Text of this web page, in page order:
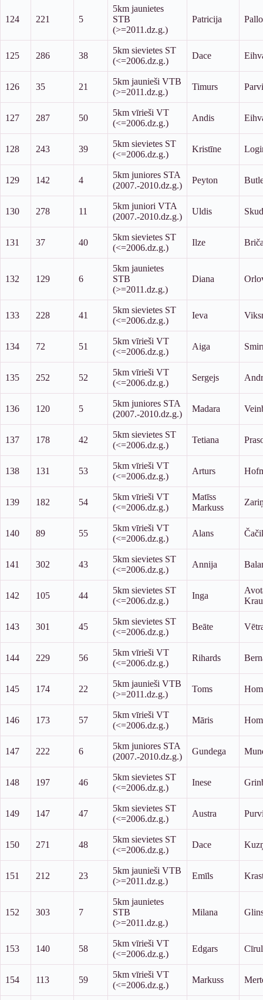
124 221 5
5km jaunietes
STB
(>=2011.dz.g.)
Patricija Pallo
125 286 38
5km sievietes ST
(<=2006.dz.g.)
Dace
126 35 21
5km jaunieši VTB
(>=2011.dz.g.)
Timurs
127 287 50
5km vīrieši VT
(<=2006.dz.g.)
Andis
128 243 39
5km sievietes ST
(<=2006.dz.g.)
Kristīne
129 142 4
5km juniores STA
(2007.-2010.dz.g.)
Peyton
130 278 11
5km juniori VTA
(2007.-2010.dz.g.)
Uldis
131 37 40
5km sievietes ST
(<=2006.dz.g.)
Ilze
132 129 6
5km jaunietes
STB
(>=2011.dz.g.)
Diana
133 228 41
5km sievietes ST
(<=2006.dz.g.)
Ieva
134 72 51
5km vīrieši VT
(<=2006.dz.g.)
Aiga
135 252 52
5km vīrieši VT
(<=2006.dz.g.)
Sergejs
136 120 5
5km juniores STA
(2007.-2010.dz.g.)
Madara
137 178 42
5km sievietes ST
(<=2006.dz.g.)
Tetiana
138 131 53
5km vīrieši VT
(<=2006.dz.g.)
Arturs
139 182 54
5km vīrieši VT
(<=2006.dz.g.)
Matīss
Markuss
140 89 55
5km vīrieši VT
(<=2006.dz.g.)
Alans
141 302 43
5km sievietes ST
(<=2006.dz.g.)
Annija
142 105 44
5km sievietes ST
(<=2006.dz.g.)
Inga
143 301 45
5km sievietes ST
(<=2006.dz.g.)
Beāte
144 229 56
5km vīrieši VT
(<=2006.dz.g.)
Rihards
145 174 22
5km jaunieši VTB
(>=2011.dz.g.)
Toms
146 173 57
5km vīrieši VT
(<=2006.dz.g.)
Māris
147 222 6
5km juniores STA
(2007.-2010.dz.g.)
Gundega
148 197 46
5km sievietes ST
(<=2006.dz.g.)
Inese
149 147 47
5km sievietes ST
(<=2006.dz.g.)
Austra
150 271 48
5km sievietes ST
(<=2006.dz.g.)
Dace
151 212 23
5km jaunieši VTB
(>=2011.dz.g.)
Emīls
152 303 7
5km jaunietes
STB
(>=2011.dz.g.)
Milana
153 140 58
5km vīrieši VT
(<=2006.dz.g.)
Edgars
154 113 59
5km vīrieši VT
(<=2006.dz.g.)
Markuss